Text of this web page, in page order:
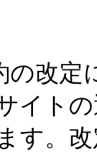
の改定
イト
す。